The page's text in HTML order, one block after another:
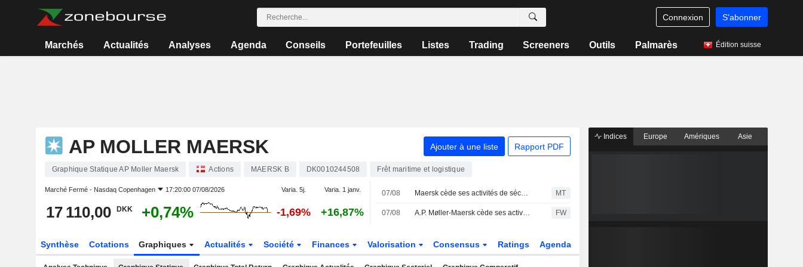
Connexion S'abonner
Marchés Actualités Analyses Agenda Conseils Portefeuilles Listes Trading Screeners Outils Palmarès Édition suisse
AP MOLLER MAERSK Ajouter à une liste Rapport PDF
Graphique Statique AP Moller Maersk Actions MAERSK B DK0010244508 Frêt maritime et logistique
Marché Fermé - Nasdaq Copenhagen 17:20:00 07/08/2026 Varia. 5j. Varia. 1 janv.
17 110,00 DKK +0,74% -1,69% +16,87%
07/08 Maersk cède ses activités de sécurité et de formation à OpenGate Capital MT
07/08 A.P. Møller-Maersk cède ses activités de formation à Open Gate Capital FW
Synthèse Cotations Graphiques Actualités Société Finances Valorisation Consensus Ratings Agenda
Indices Europe Amériques Asie